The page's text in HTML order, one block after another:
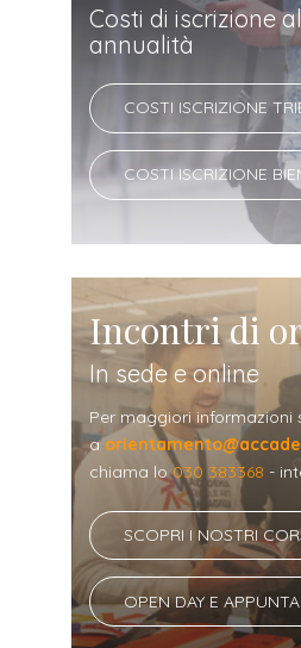
Costi di iscrizione
annualità
COSTI ISCRIZIONE
COSTI ISCRIZIONE
Incontri di
In sede e online
Per maggiori informazioni
a
chiama lo030 383368 -
SCOPRI I NOSTRI
OPEN DAY E